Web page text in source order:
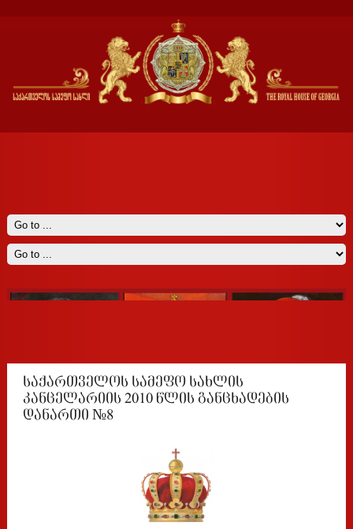
საქართველოს სამეფო სახლის
კანცელარიის 2010 წლის განცხადების
დანართი №8